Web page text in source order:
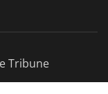
Tribune